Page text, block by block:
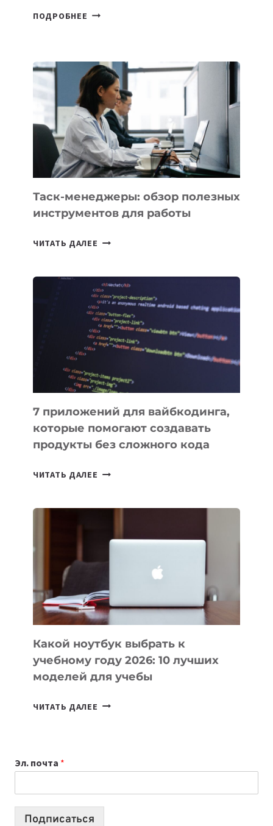
ПОДРОБНЕЕ ДЖЕФФ
PROMETHEUS
ДЛЯ
СОЗДАНИЯ
«ИСКУССТВЕННОГО
ИНЖЕНЕРА»
Таск-менеджеры: обзор полезных
инструментов для работы
ЧИТАТЬ ДАЛЕЕ ТАСК-
ПОЛЕЗНЫХ
ИНСТРУМЕНТОВ
ДЛЯ
РАБОТЫ
7 приложений для вайбкодинга,
которые помогают создавать
продукты без сложного кода
ЧИТАТЬ ДАЛЕЕ
СОЗДАВАТЬ
БЕЗ
СЛОЖНОГО
КОДА
Какой ноутбук выбрать к
учебному году 2026: 10 лучших
моделей для учебы
ЧИТАТЬ ДАЛЕЕ КАКОЙ
2026:
10
Эл. почта *
Подписаться